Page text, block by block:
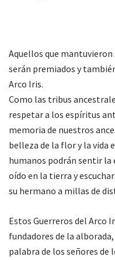
Aquellos que
serán premiados y
Arco Iris.
Como las tribus
respetar a los espíritus
memoria de nuestros
belleza de la flor y la vida
humanos podrán sentir la
oído en la tierra y
su hermano a millas de
Estos Guerreros del Arco
fundadores de la
palabra de los señores